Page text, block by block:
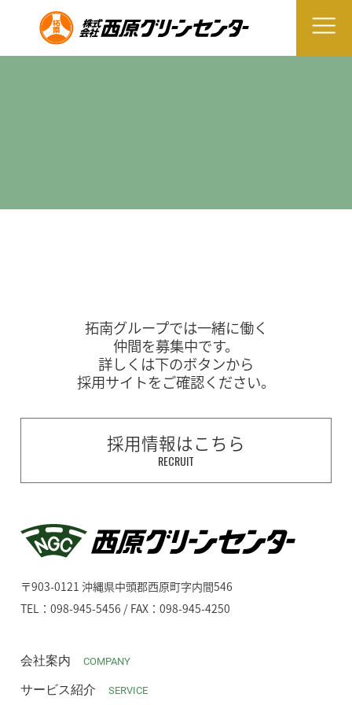
拓南グループでは一緒に働く
仲間を募集中です。
詳しくは下のボタンから
採用サイトをご確認ください。
採用情報はこちら
RECRUIT
〒903-0121 沖縄県中頭郡西原町字内間546
TEL：098-945-5456 / FAX：098-945-4250
会社案内 COMPANY
サービス紹介 SERVICE